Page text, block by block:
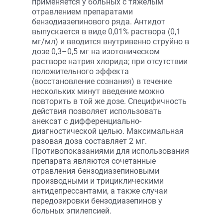
отравлением препаратами
бензодиазепинового ряда. Антидот
выпускается в виде 0,01% раствора (0,1
мг/мл) и вводится внутривенно струйно в
дозе 0,3–0,5 мг на изотоническом
растворе натрия хлорида; при отсутствии
положительного эффекта
(восстановление сознания) в течение
нескольких минут введение можно
повторить в той же дозе. Специфичность
действия позволяет использовать
анексат с дифференциально-
диагностической целью. Максимальная
разовая доза составляет 2 мг.
Противопоказаниями для использования
препарата являются сочетанные
отравления бензодиазепиновыми
производными и трициклическими
антидепрессантами, а также случаи
передозировки бензодиазепинов у
больных эпилепсией.